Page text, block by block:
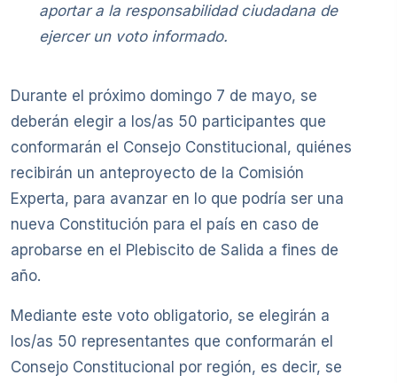
aportar a la responsabilidad ciudadana de
ejercer un voto informado.
Durante el próximo domingo 7 de mayo, se
deberán elegir a los/as 50 participantes que
conformarán el Consejo Constitucional, quiénes
recibirán un anteproyecto de la Comisión
Experta, para avanzar en lo que podría ser una
nueva Constitución para el país en caso de
aprobarse en el Plebiscito de Salida a fines de
año.
Mediante este voto obligatorio, se elegirán a
los/as 50 representantes que conformarán el
Consejo Constitucional por región, es decir, se